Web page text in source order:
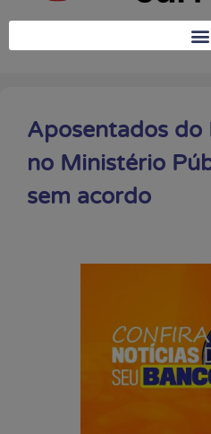
Aposentados do
no Ministério
sem acordo